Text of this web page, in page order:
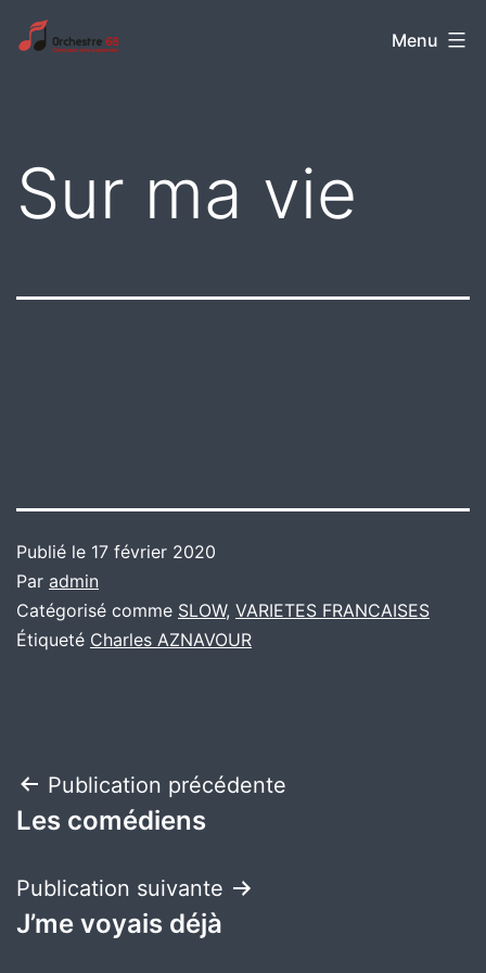
Aller
auOrchestre
Menu
Sur ma vie
Publié le 17 février 2020
Par admin
Catégorisé comme SLOW, VARIETES FRANCAISES
Étiqueté Charles AZNAVOUR
Navigation
de
l’article
Publication précédente
Les comédiens
Publication suivante
J’me voyais déjà